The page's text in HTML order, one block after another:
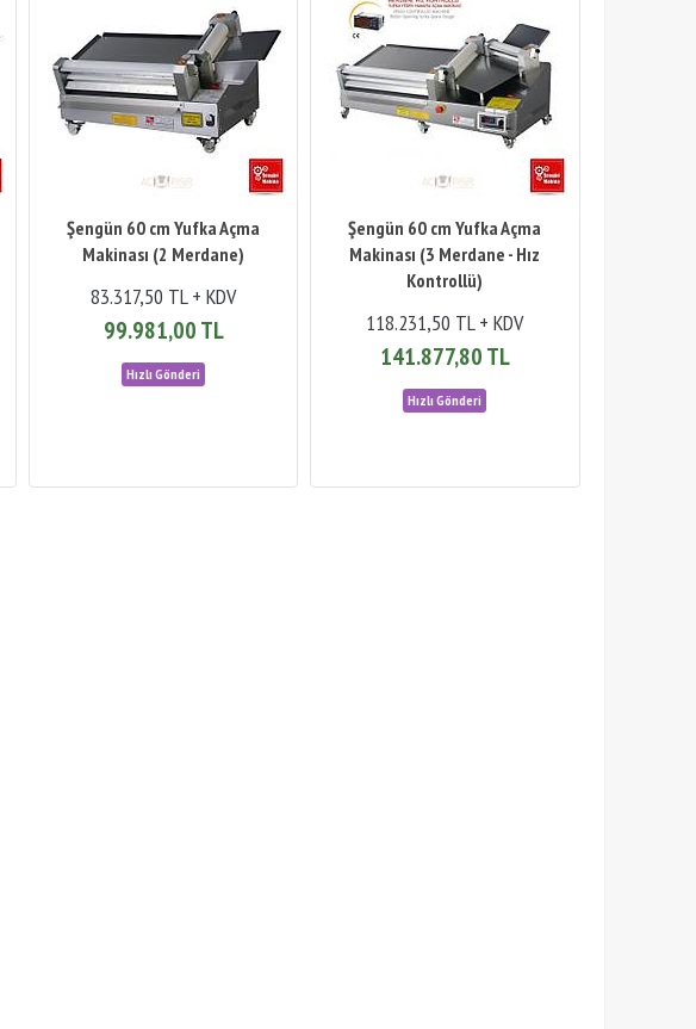
Şengün 60 cm Yufka Açma
Makinası (2 Merdane)
83.317,50 TL + KDV
99.981,00 TL
Şengün 60 cm Yufka Açma
Makinası (3 Merdane - Hız
Kontrollü)
118.231,50 TL + KDV
141.877,80 TL